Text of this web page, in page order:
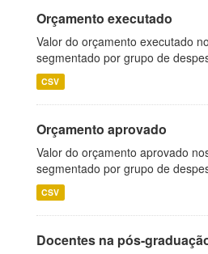
Orçamento executado
Valor do orçamento executado
segmentado por grupo de
CSV
Orçamento aprovado
Valor do orçamento aprovado
segmentado por grupo de
CSV
Docentes na pós-